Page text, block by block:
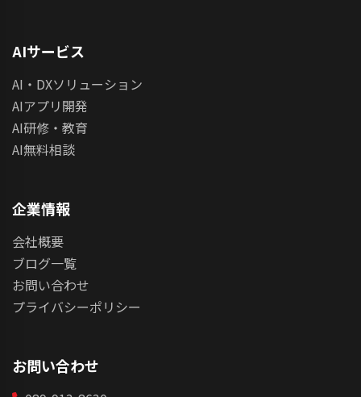
AIサービス
AI・DXソリューション
AIアプリ開発
AI研修・教育
AI無料相談
企業情報
会社概要
ブログ一覧
お問い合わせ
プライバシーポリシー
お問い合わせ